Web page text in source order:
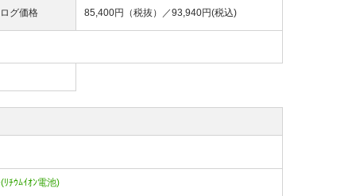
グ価格 85,400円（税抜）／93,940円(税込)
ﾁｳﾑｲｵﾝ電池)